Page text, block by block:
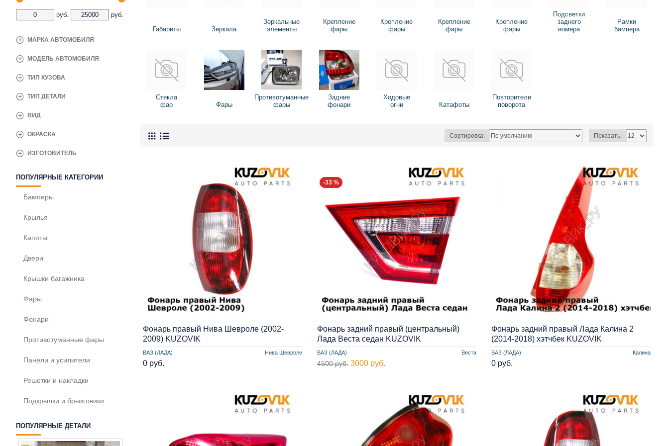
руб. руб.
МАРКА АВТОМОБИЛЯ
ВИД
ИЗГОТОВИТЕЛЬ
МОДЕЛЬ АВТОМОБИЛЯ
ОКРАСКА
ТИП ДЕТАЛИ
ТИП КУЗОВА
ПОПУЛЯРНЫЕ КАТЕГОРИИ
Бамперы
Крылья
Капоты
Двери
Крышки багажника
Фары
Фонари
Противотуманные фары
Панели и усилители
Решетки и накладки
Подкрылки и брызговики
ПОПУЛЯРНЫЕ ДЕТАЛИ
Габариты Зеркала
Зеркальные
элементы
Крепление
фары
Крепление
фары
Крепление
фары
Крепление
фары
Подсветки
заднего
номера
Рамки
бампера
Стекла
фар
Фары
Противотуманные
фары
Задние
фонари
Ходовые
огни
Катафоты
Повторители
поворота
Сортировка: Показать:
ВАЗ (ЛАДА) Нива Шевроле
Фонарь правый Нива Шевроле (2002-
2009) KUZOVIK
0 руб.
-33 %
ВАЗ (ЛАДА) Веста
Фонарь задний правый (центральный)
Лада Веста седан KUZOVIK
4500 руб. 3000 руб.
ВАЗ (ЛАДА) Калина
Фонарь задний правый Лада Калина 2
(2014-2018) хэтчбек KUZOVIK
0 руб.